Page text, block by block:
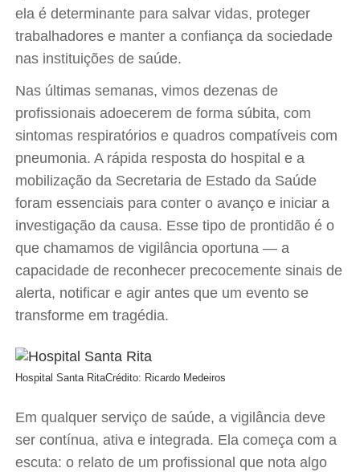
ela é determinante para salvar vidas, proteger
trabalhadores e manter a confiança da sociedade
nas instituições de saúde.
Nas últimas semanas, vimos dezenas de
profissionais adoecerem de forma súbita, com
sintomas respiratórios e quadros compatíveis com
pneumonia. A rápida resposta do hospital e a
mobilização da Secretaria de Estado da Saúde
foram essenciais para conter o avanço e iniciar a
investigação da causa. Esse tipo de prontidão é o
que chamamos de vigilância oportuna — a
capacidade de reconhecer precocemente sinais de
alerta, notificar e agir antes que um evento se
transforme em tragédia.
Hospital Santa RitaCrédito: Ricardo Medeiros
Em qualquer serviço de saúde, a vigilância deve
ser contínua, ativa e integrada. Ela começa com a
escuta: o relato de um profissional que nota algo